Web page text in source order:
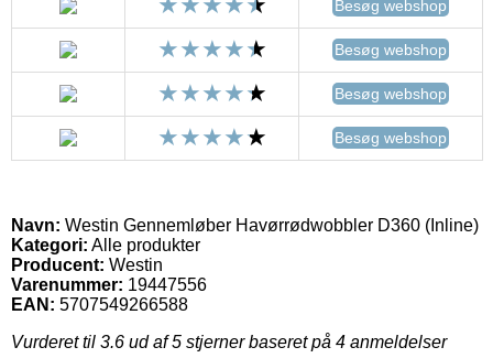
Besøg webshop
Besøg webshop
Besøg webshop
Besøg webshop
Navn: Westin Gennemløber Havørrødwobbler D360 (Inline)
Kategori: Alle produkter
Producent: Westin
Varenummer: 19447556
EAN: 5707549266588
Vurderet til 3.6 ud af 5 stjerner baseret på 4 anmeldelser